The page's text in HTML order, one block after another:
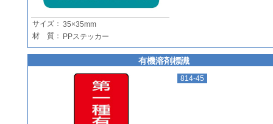
サイズ： 35×35mm
材 質： PPステッカー
有機溶剤標識
814-45